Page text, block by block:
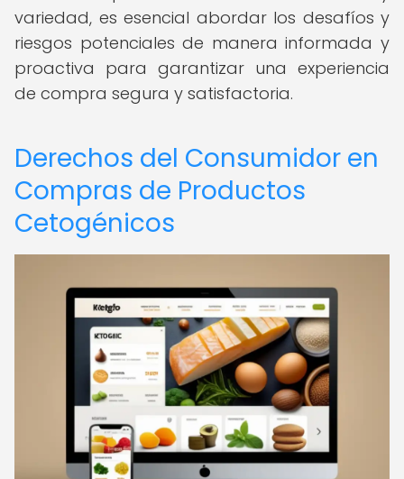
variedad, es esencial abordar los desafíos y
riesgos potenciales de manera informada y
proactiva para garantizar una experiencia
de compra segura y satisfactoria.
Derechos del Consumidor en
Compras de Productos
Cetogénicos